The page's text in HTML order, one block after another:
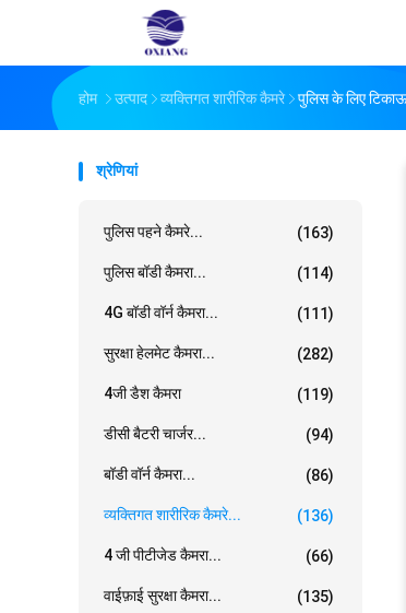
होम उत्पाद व्यक्तिगत शारीरिक कैमरे पुलिस के लिए टिकाऊ
श्रेणियां
पुलिस पहने कैमरे... (163)
पुलिस बॉडी कैमरा... (114)
4G बॉडी वॉर्न कैमरा... (111)
सुरक्षा हेलमेट कैमरा... (282)
4जी डैश कैमरा (119)
डीसी बैटरी चार्जर... (94)
बॉडी वॉर्न कैमरा... (86)
व्यक्तिगत शारीरिक कैमरे... (136)
4 जी पीटीजेड कैमरा... (66)
वाईफ़ाई सुरक्षा कैमरा... (135)